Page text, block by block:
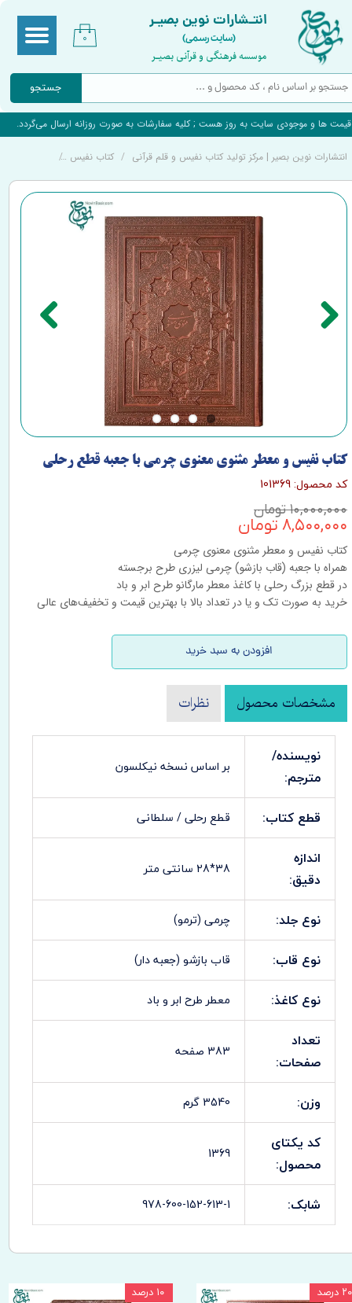
جستجو
۰
انتـشارات نوین بصیـر
موسسه فرهنگی و قرآنی بصیـر
(سایت رسمی)
قیمت ها و موجودی سایت به روز هست ; کلیه سفارشات به صورت روزانه ارسال می‌گردد.
انتشارات نوین بصیر | مرکز تولید کتاب نفیس و قلم قرآنی کتاب نفیس
کتاب نفیس و معطر مثنوی معنوی چرمی با جعبه قطع رحلی
کد محصول: 101369
۱۰,۰۰۰,۰۰۰ تومان
۸,۵۰۰,۰۰۰ تومان
کتاب نفیس و معطر مثنوی معنوی چرمی
همراه با جعبه (قاب بازشو) چرمی لیزری طرح برجسته
در قطع بزرگ رحلی با کاغذ معطر مارگانو طرح ابر و باد
خرید به صورت تک و یا در تعداد بالا با بهترین قیمت و تخفیف‌های عالی
افزودن به سبد خرید
مشخصات محصول نظرات
نویسنده/
مترجم:
بر اساس نسخه نیکلسون
قطع کتاب: قطع رحلی / سلطانی
اندازه
دقیق:
38*28 سانتی متر
نوع جلد: چرمی (ترمو)
نوع قاب: قاب بازشو (جعبه دار)
نوع کاغذ: معطر طرح ابر و باد
تعداد
صفحات:
383 صفحه
وزن: 3540 گرم
کد یکتای
محصول:
1369
شابک: 978-600-152-613-1
۲۰ درصد ۱۰ درصد